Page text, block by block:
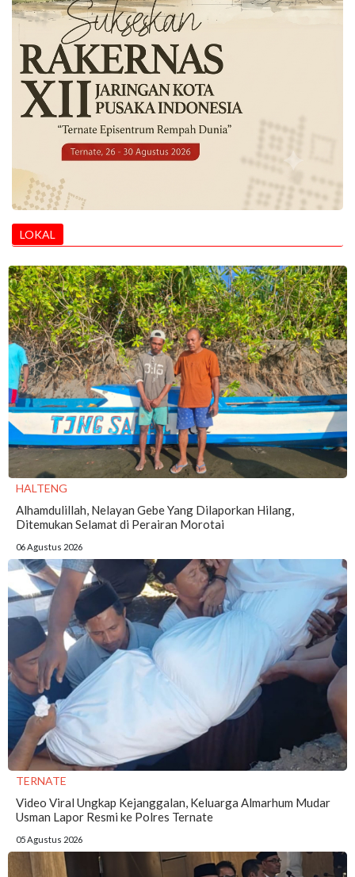
LOKAL
HALTENG
Alhamdulillah, Nelayan Gebe Yang Dilaporkan Hilang,
Ditemukan Selamat di Perairan Morotai
06 Agustus 2026
TERNATE
Video Viral Ungkap Kejanggalan, Keluarga Almarhum Mudar
Usman Lapor Resmi ke Polres Ternate
05 Agustus 2026